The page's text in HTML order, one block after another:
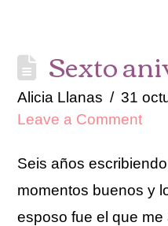
Sexto
Alicia Llanas 31
Leave a Comment
Seis años
momentos buenos y
esposo fue el que